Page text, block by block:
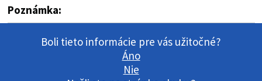
Poznámka:
Boli tieto informácie pre vás užitočné?
Áno
Nie